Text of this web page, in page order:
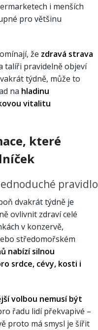
i menších
pro většinu
že zdravá strava
talíři pravidelně objeví
týdně, může to
na hladinu
vitalitu
které
pravidlo
dvakrát týdně je
ovlivnit zdraví celé
v konzervě,
středomořském
nabízí silnou
srdce, cévy, kosti i
volbou nemusí být
řadu lidí překvapivé –
proto má smysl je šířit